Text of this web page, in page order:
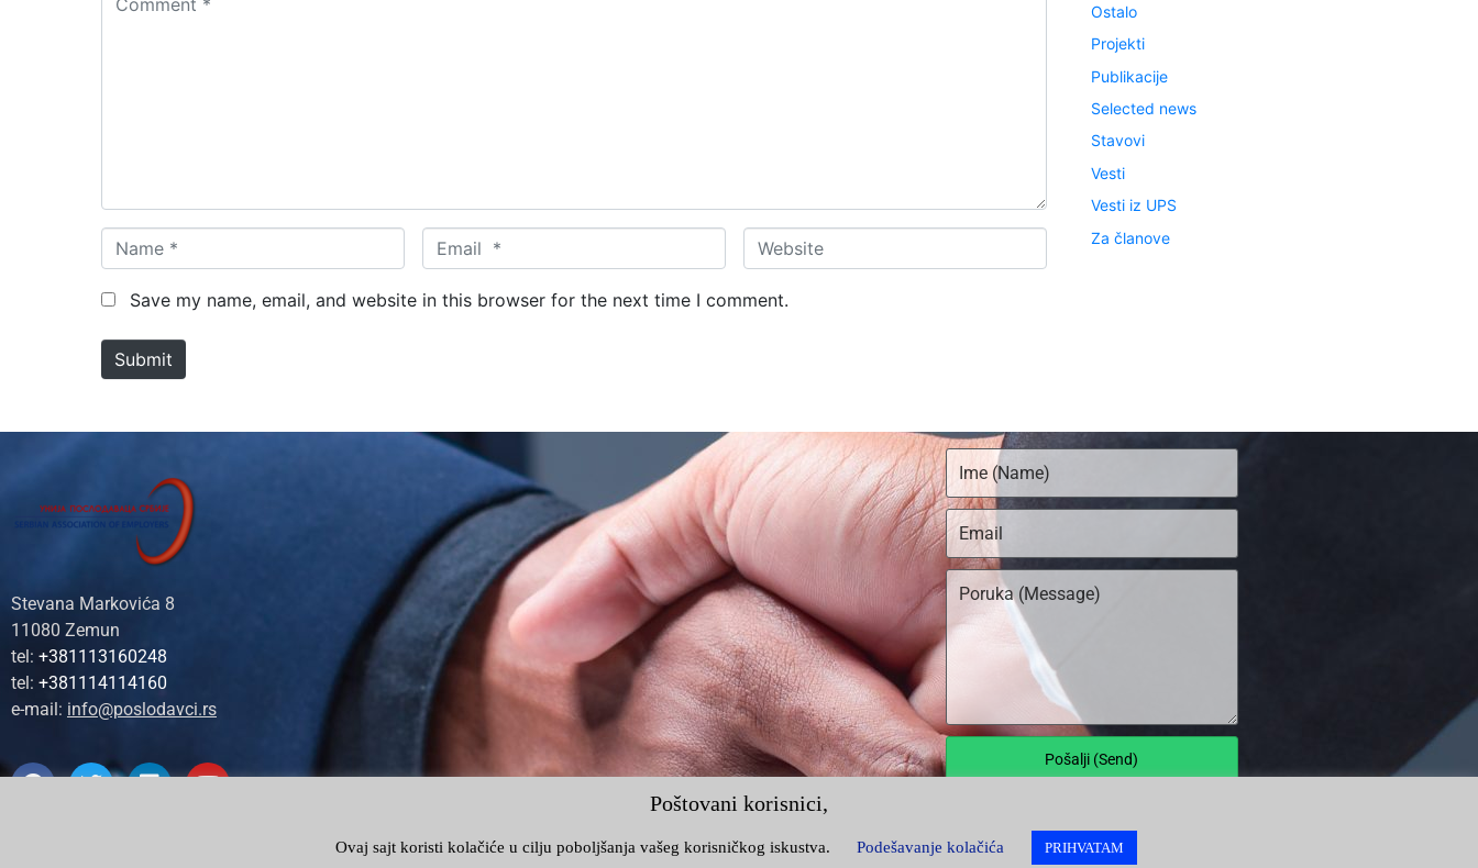
a
m
*
m
a
W
e
b
Save my name, email, and website in this browser for the next time I comment.
Submit
Ostalo
Projekti
Publikacije
Selected news
Stavovi
Vesti
Vesti iz UPS
Za članove
Stevana Markovića 8
11080 Zemun
tel: +381113160248
tel: +381114114160
e-mail: info@poslodavci.rs
Pošalji (Send)
PRESS ENG Unija Poslodavaca Srbije |
Poštovani korisnici,
Ovaj sajt koristi kolačiće u cilju poboljšanja vašeg korisničkog iskustva. Podešavanje kolačića PRIHVATAM